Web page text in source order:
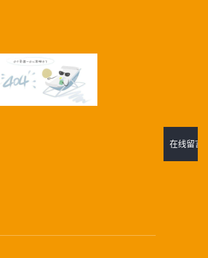
在线留言